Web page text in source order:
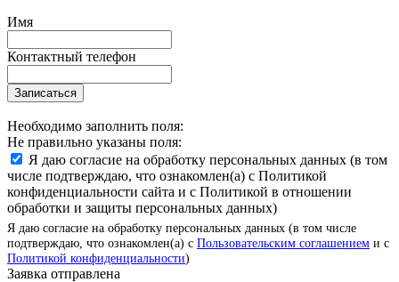
Имя
Контактный телефон
Записаться
Необходимо заполнить поля:
Не правильно указаны поля:
Я даю согласие на обработку персональных данных (в том
числе подтверждаю, что ознакомлен(а) с Политикой
конфиденциальности сайта и с Политикой в отношении
обработки и защиты персональных данных)
Я даю согласие на обработку персональных данных (в том числе
подтверждаю, что ознакомлен(а) с Пользовательским соглашением и с
Политикой конфиденциальности)
Заявка отправлена